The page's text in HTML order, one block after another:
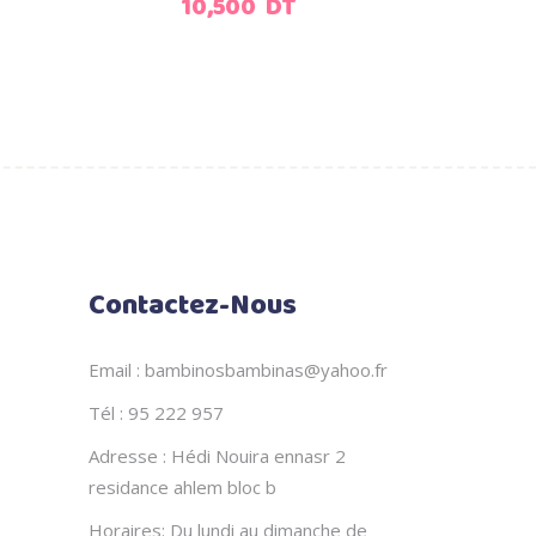
Contactez-Nous
Email : bambinosbambinas@yahoo.fr
Tél : 95 222 957
Adresse : Hédi Nouira ennasr 2
residance ahlem bloc b
Horaires: Du lundi au dimanche de